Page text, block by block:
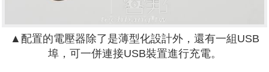
▲配置的電壓器除了是薄型化設計外，還有一組USB
埠，可一併連接USB裝置進行充電。